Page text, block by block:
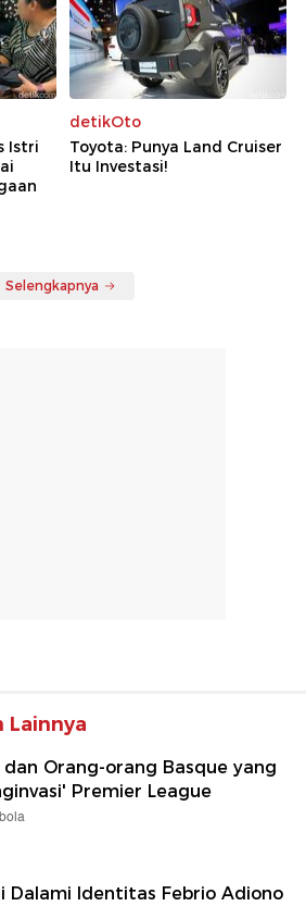
Istri
detikOto
Toyota: Punya Land Cruiser
Itu Investasi!
Selengkapnya
dan Orang-orang Basque yang
Premier League
Dalami Identitas Febrio Adiono